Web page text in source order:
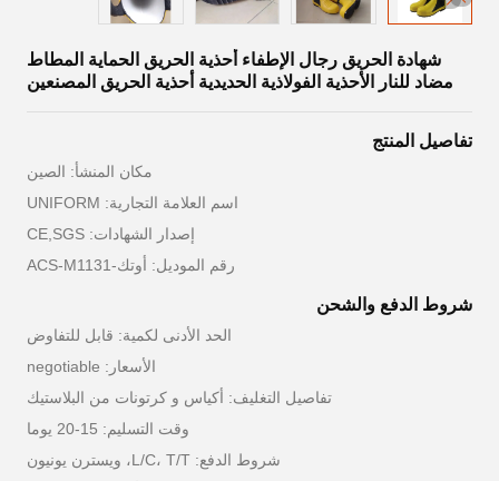
شهادة الحريق رجال الإطفاء أحذية الحريق الحماية المطاط
مضاد للنار الأحذية الفولاذية الحديدية أحذية الحريق المصنعين
تفاصيل المنتج
مكان المنشأ: الصين
اسم العلامة التجارية: UNIFORM
إصدار الشهادات: CE,SGS
رقم الموديل: أوتك-ACS-M1131
شروط الدفع والشحن
الحد الأدنى لكمية: قابل للتفاوض
الأسعار: negotiable
تفاصيل التغليف: أكياس و كرتونات من البلاستيك
وقت التسليم: 15-20 يوما
شروط الدفع: L/C، T/T، ويسترن يونيون